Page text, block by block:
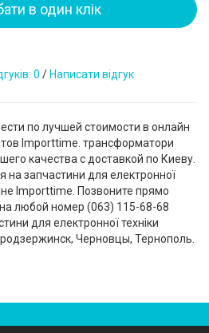
в один клік
0 / Написати відгук
по лучшей стоимости в онлайн
Importtime. трансформатори
качества с доставкой по Киеву.
запчастини для електронної
Importtime. Позвоните прямо
любой номер (‎063) 115-68-68
для електронної техніки
Черновцы, Тернополь.